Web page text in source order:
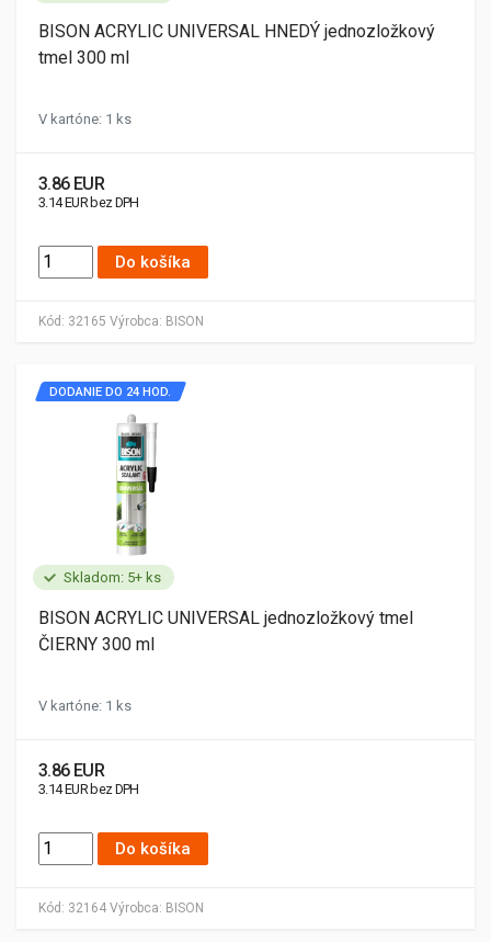
Kód: 32165 Výrobca: BISON
BISON ACRYLIC UNIVERSAL HNEDÝ jednozložkový
tmel 300 ml
V kartóne: 1 ks
3.86 EUR
3.14 EUR bez DPH
Do košíka
Skladom: 5+ ks
Kód: 32164 Výrobca: BISON
DODANIE DO 24 HOD.
BISON ACRYLIC UNIVERSAL jednozložkový tmel
ČIERNY 300 ml
V kartóne: 1 ks
3.86 EUR
3.14 EUR bez DPH
Do košíka